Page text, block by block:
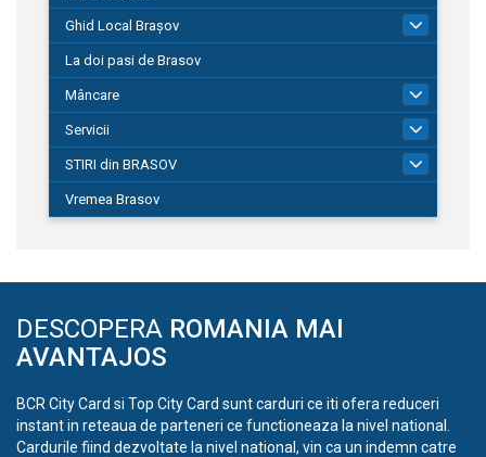
Ghid Local Brașov
La doi pasi de Brasov
Mâncare
Servicii
STIRI din BRASOV
Vremea Brasov
DESCOPERA ROMANIA MAI
AVANTAJOS
BCR City Card si Top City Card sunt carduri ce iti ofera reduceri
instant in reteaua de parteneri ce functioneaza la nivel national.
Cardurile fiind dezvoltate la nivel national, vin ca un indemn catre